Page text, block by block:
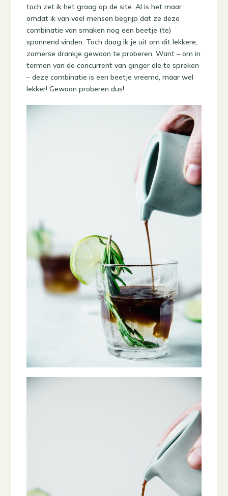
toch zet ik het graag op de site. Al is het maar
omdat ik van veel mensen begrijp dat ze deze
combinatie van smaken nog een beetje (te)
spannend vinden. Toch daag ik je uit om dit lekkere,
zomerse drankje gewoon te proberen. Want – om in
termen van de concurrent van ginger ale te spreken
– deze combinatie is een beetje vreemd, maar wel
lekker! Gewoon proberen dus!